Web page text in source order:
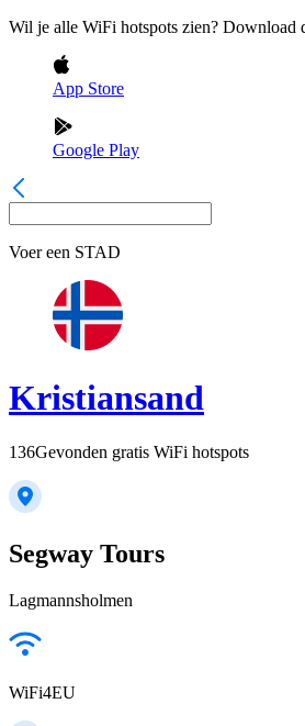
Wil je alle WiFi hotspots zien? Download
App Store
Google Play
Voer een STAD
Kristiansand
136Gevonden gratis WiFi hotspots
Segway Tours
Lagmannsholmen
WiFi4EU